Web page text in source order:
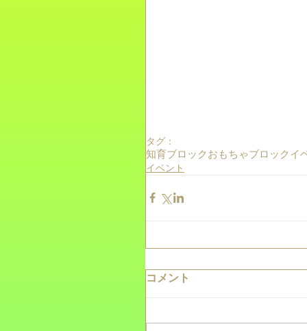
タグ：
知育ブロック おもちゃブロック イ
イベント
コメント